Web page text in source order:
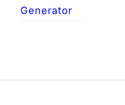
Generator